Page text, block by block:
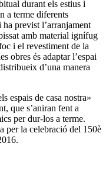
durant els estius i
a terme diferents
previst l’arranjament
amb material ignífug
i el revestiment de la
obres és adaptar l’espai
d’una manera
espais de casa nostra»
que s’aniran fent a
per dur-los a terme.
per la celebració del 150è